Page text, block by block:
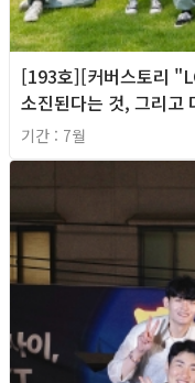
[193호][커버스토리
소진된다는 것, 그리고
기간 : 7월